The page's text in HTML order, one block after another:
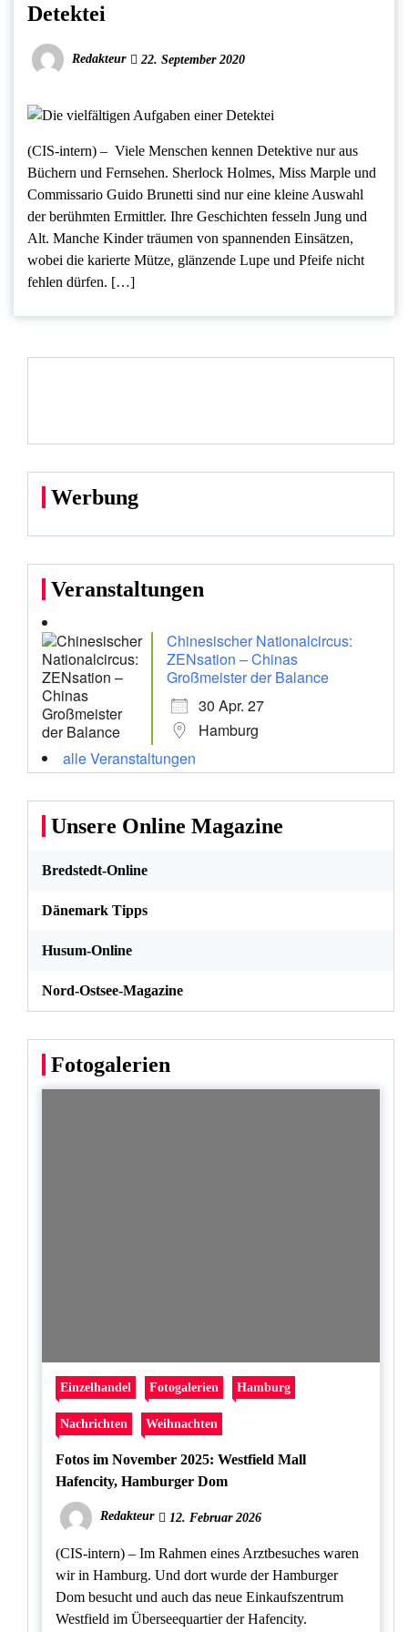
Detektei
Redakteur 22. September 2020
(CIS-intern) – Viele Menschen kennen Detektive nur aus
Büchern und Fernsehen. Sherlock Holmes, Miss Marple und
Commissario Guido Brunetti sind nur eine kleine Auswahl
der berühmten Ermittler. Ihre Geschichten fesseln Jung und
Alt. Manche Kinder träumen von spannenden Einsätzen,
wobei die karierte Mütze, glänzende Lupe und Pfeife nicht
fehlen dürfen. […]
Werbung
Veranstaltungen
Chinesischer Nationalcircus:
ZENsation – Chinas
Großmeister der Balance
30 Apr. 27
Hamburg
alle Veranstaltungen
Unsere Online Magazine
Bredstedt-Online
Dänemark Tipps
Husum-Online
Nord-Ostsee-Magazine
Fotogalerien
Einzelhandel Fotogalerien Hamburg
Nachrichten Weihnachten
Fotos im November 2025: Westfield Mall
Hafencity, Hamburger Dom
Redakteur 12. Februar 2026
(CIS-intern) – Im Rahmen eines Arztbesuches waren
wir in Hamburg. Und dort wurde der Hamburger
Dom besucht und auch das neue Einkaufszentrum
Westfield im Überseequartier der Hafencity.